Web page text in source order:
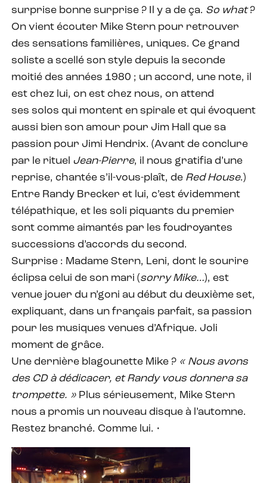
surprise bonne surprise ? Il y a de ça. So what?
On vient écouter Mike Stern pour retrouver
des sensations familières, uniques. Ce grand
soliste a scellé son style depuis la seconde
moitié des années 1980 ; un accord, une note, il
est chez lui, on est chez nous, on attend
ses solos qui montent en spirale et qui évoquent
aussi bien son amour pour Jim Hall que sa
passion pour Jimi Hendrix. (Avant de conclure
par le rituel Jean-Pierre, il nous gratifia d’une
reprise, chantée s’il-vous-plaît, de Red House.)
Entre Randy Brecker et lui, c’est évidemment
télépathique, et les soli piquants du premier
sont comme aimantés par les foudroyantes
successions d’accords du second.
Surprise : Madame Stern, Leni, dont le sourire
éclipsa celui de son mari (sorry Mike…), est
venue jouer du n’goni au début du deuxième set,
expliquant, dans un français parfait, sa passion
pour les musiques venues d’Afrique. Joli
moment de grâce.
Une dernière blagounette Mike ? « Nous avons
des CD à dédicacer, et Randy vous donnera sa
trompette. » Plus sérieusement, Mike Stern
nous a promis un nouveau disque à l’automne.
Restez branché. Comme lui. •